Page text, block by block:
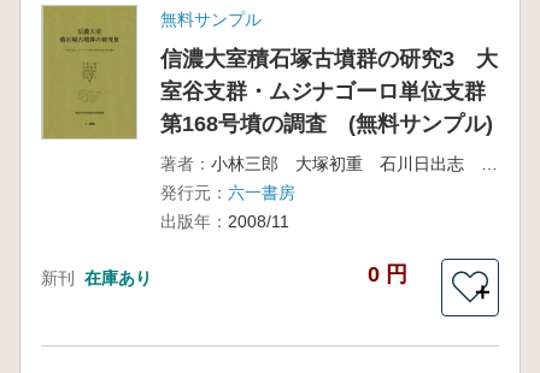
無料サンプル
信濃大室積石塚古墳群の研究3 大
室谷支群・ムジナゴーロ単位支群
第168号墳の調査 (無料サンプル)
著者：
発行元： 六一書房
出版年： 2008/11
新刊 在庫あり 0 円
＋